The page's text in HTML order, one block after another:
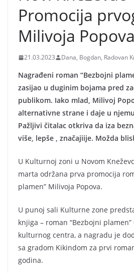
Promocija
Milivoja Popova
21.03.2023 Dana, Bogdan, Radovan
Nagrađeni roman “Bezbojni
zasijao u duginim bojama pred
publikom. Iako mlad, Milivoj
alternativne strane i daje u
Pažljivi čitalac otkriva da iza
više, lepše , značajiije. Možda
U Kulturnoj zoni u Novom
marta održana prva promocija
plamen” Milivoja Popova.
U punoj sali Kulturne zone
knjiga – roman “Bezbojni
kulturnog centra, a nagradu je
sa gradom Kikindom za prvi
godina.